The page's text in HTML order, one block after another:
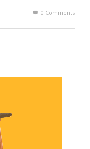
0 Comments